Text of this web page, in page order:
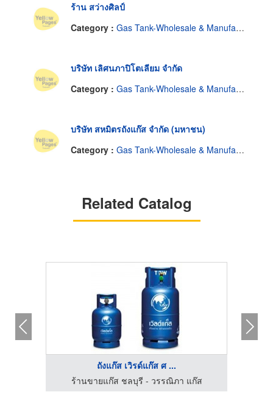
ร้าน สว่างศิลป์
Category : Gas Tank-Wholesale & Manufacturers
บริษัท เลิศนภาปิโตเลียม จำกัด
Category : Gas Tank-Wholesale & Manufacturers
บริษัท สหมิตรถังแก๊ส จำกัด (มหาชน)
Category : Gas Tank-Wholesale & Manufacturers
Related Catalog
ถังแก๊ส เวิรด์แก๊ส ศ ...
ร้านขายแก๊ส ชลบุรี - วรรณิภา แก๊ส